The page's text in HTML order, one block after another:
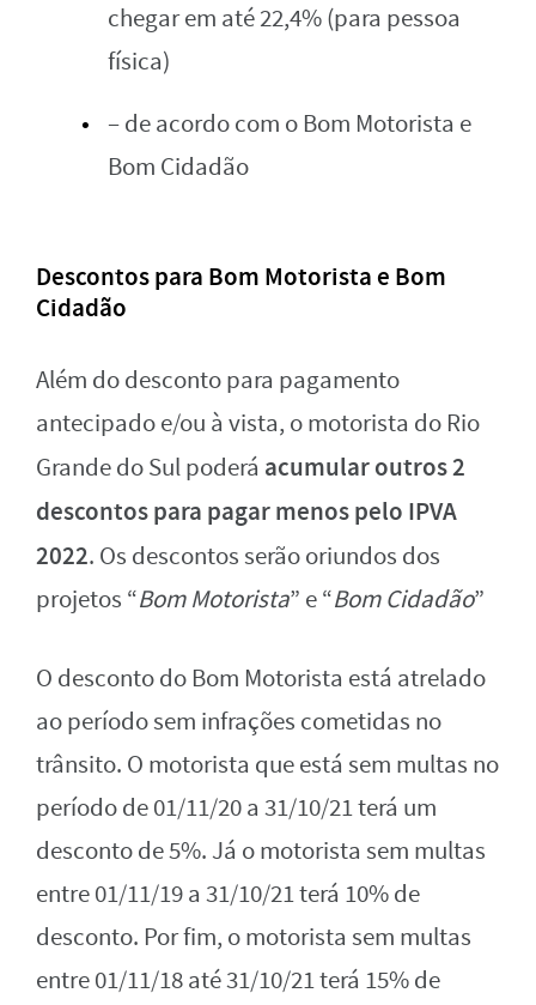
chegar em até 22,4% (para pessoa
física)
– de acordo com o Bom Motorista e
Bom Cidadão
Descontos para Bom Motorista e Bom
Cidadão
Além do desconto para pagamento
antecipado e/ou à vista, o motorista do Rio
Grande do Sul poderá acumular outros 2
descontos para pagar menos pelo IPVA
2022. Os descontos serão oriundos dos
projetos “Bom Motorista” e “Bom Cidadão”
O desconto do Bom Motorista está atrelado
ao período sem infrações cometidas no
trânsito. O motorista que está sem multas no
período de 01/11/20 a 31/10/21 terá um
desconto de 5%. Já o motorista sem multas
entre 01/11/19 a 31/10/21 terá 10% de
desconto. Por fim, o motorista sem multas
entre 01/11/18 até 31/10/21 terá 15% de